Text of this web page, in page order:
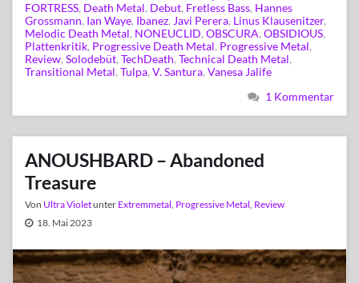
FORTRESS, Death Metal, Debut, Fretless Bass, Hannes
Grossmann, Ian Waye, Ibanez, Javi Perera, Linus Klausenitzer,
Melodic Death Metal, NONEUCLID, OBSCURA, OBSIDIOUS,
Plattenkritik, Progressive Death Metal, Progressive Metal,
Review, Solodebüt, TechDeath, Technical Death Metal,
Transitional Metal, Tulpa, V. Santura, Vanesa Jalife
1 Kommentar
ANOUSHBARD – Abandoned
Treasure
Von Ultra Violetunter Extremmetal Progressive Metal Review
18. Mai 2023